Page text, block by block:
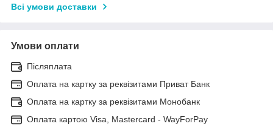
Всі умови доставки
Умови оплати
Післяплата
Оплата на картку за реквізитами Приват Банк
Оплата на картку за реквізитами Монобанк
Оплата картою Visa, Mastercard - WayForPay